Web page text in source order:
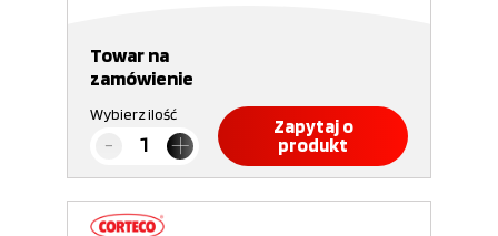
Towar na
zamówienie
Wybierz ilość
Zapytaj o
produkt